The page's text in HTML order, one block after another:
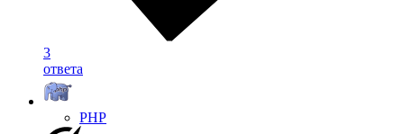
3
ответа
PHP